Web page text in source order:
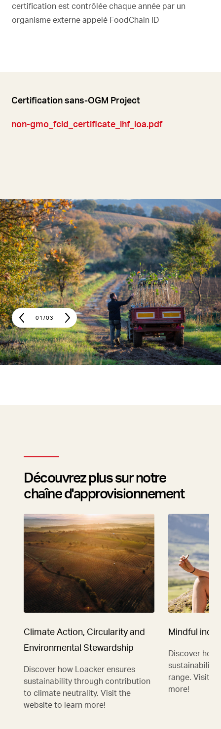
certification est contrôlée chaque année par un
organisme externe appelé FoodChain ID
Certification sans-OGM Project
non-gmo_fcid_certificate_lhf_loa.pdf
01 /03
Découvrez plus sur notre
chaîne d'approvisionnement
Climate Action, Circularity and
Environmental Stewardship
Discover how Loacker ensures
sustainability through contribution
to climate neutrality. Visit the
website to learn more!
Mindful
Discover how
sustainability
range. Visit
more!